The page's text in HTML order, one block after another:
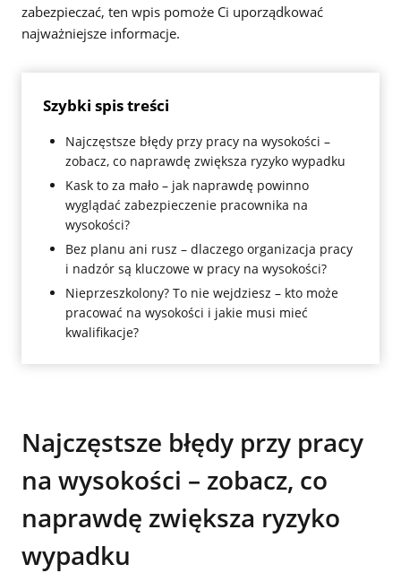
zabezpieczać, ten wpis pomoże Ci uporządkować
najważniejsze informacje.
Szybki spis treści
Najczęstsze błędy przy pracy na wysokości –
zobacz, co naprawdę zwiększa ryzyko wypadku
Kask to za mało – jak naprawdę powinno
wyglądać zabezpieczenie pracownika na
wysokości?
Bez planu ani rusz – dlaczego organizacja pracy
i nadzór są kluczowe w pracy na wysokości?
Nieprzeszkolony? To nie wejdziesz – kto może
pracować na wysokości i jakie musi mieć
kwalifikacje?
Najczęstsze błędy przy pracy
na wysokości – zobacz, co
naprawdę zwiększa ryzyko
wypadku